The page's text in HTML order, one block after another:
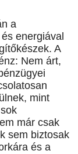
a
energiával
A
Nem árt,
mint
már csak
sem biztosak
és a